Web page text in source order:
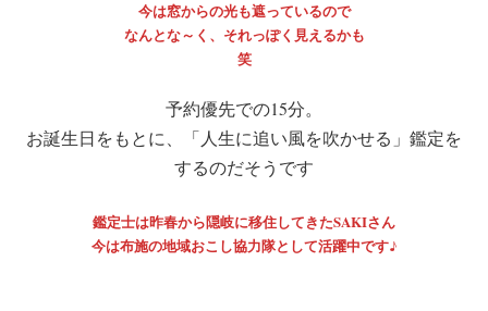
今は窓からの光も遮っているので
なんとな～く、それっぽく見えるかも
笑
予約優先での15分。
お誕生日をもとに、「人生に追い風を吹かせる」鑑定を
するのだそうです
鑑定士は昨春から隠岐に移住してきたSAKIさん
今は布施の地域おこし協力隊として活躍中です♪